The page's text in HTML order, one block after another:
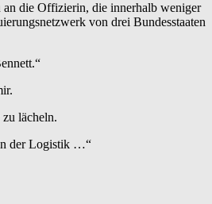
an die Offizierin, die innerhalb weniger
von drei Bundesstaaten
lächeln.
der Logistik …“